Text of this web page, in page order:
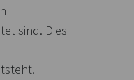
sind. Dies